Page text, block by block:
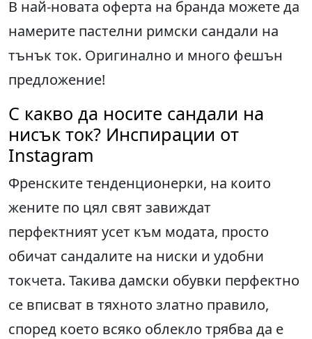
В най-новата оферта на бранда можете да
намерите пастелни римски сандали на
тънък ток. Оригинално и много фешън
предложение!
С какво да носите сандали на
нисък ток? Инспирации от
Instagram
Френските тенденционерки, на които
жените по цял свят завиждат
перфектният усет към модата, просто
обичат сандалите на ниски и удобни
токчета. Такива дамски обувки перфектно
се вписват в тяхното златно правило,
според което всяко облекло трябва да е